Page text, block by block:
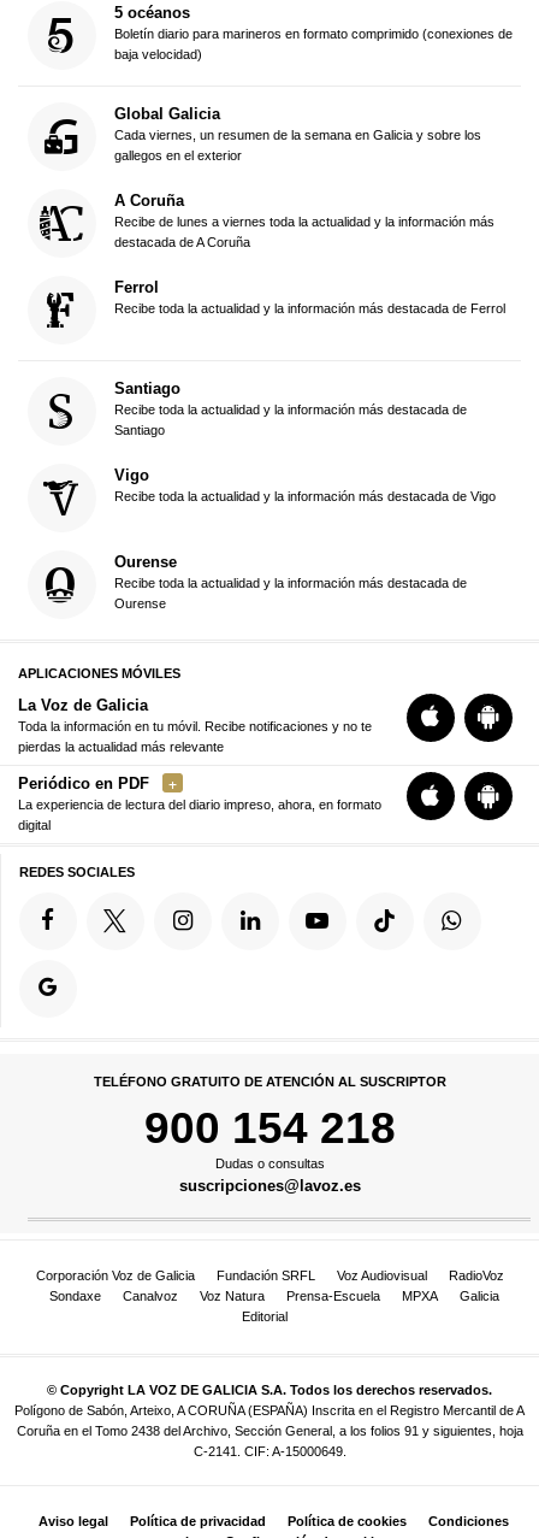
5 océanos
Boletín diario para marineros en formato comprimido (conexiones de
baja velocidad)
Global Galicia
Cada viernes, un resumen de la semana en Galicia y sobre los
gallegos en el exterior
A Coruña
Recibe de lunes a viernes toda la actualidad y la información más
destacada de A Coruña
Ferrol
Recibe toda la actualidad y la información más destacada de Ferrol
Santiago
Recibe toda la actualidad y la información más destacada de
Santiago
Vigo
Recibe toda la actualidad y la información más destacada de Vigo
Ourense
Recibe toda la actualidad y la información más destacada de
Ourense
APLICACIONES MÓVILES
La Voz de Galicia
Toda la información en tu móvil. Recibe notificaciones y no te
pierdas la actualidad más relevante
Periódico en PDF
La experiencia de lectura del diario impreso, ahora, en formato
digital
REDES SOCIALES
TELÉFONO GRATUITO DE ATENCIÓN AL SUSCRIPTOR
900 154 218
Dudas o consultas
suscripciones@lavoz.es
Corporación Voz de Galicia Fundación SRFL Voz Audiovisual
RadioVoz
Sondaxe
Canalvoz Voz Natura Prensa-Escuela MPXA
Galicia
Editorial
© Copyright LA VOZ DE GALICIA S.A. Todos los derechos reservados.
Polígono de Sabón, Arteixo, A CORUÑA (ESPAÑA) Inscrita en el Registro Mercantil de A
Coruña en el Tomo 2438 del Archivo, Sección General, a los folios 91 y siguientes, hoja
C-2141. CIF: A-15000649.
Aviso legal Política de privacidad Política de cookies
Condiciones